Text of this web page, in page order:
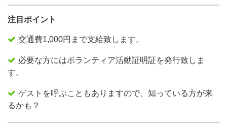
注目ポイント
交通費1,000円まで支給致します。
必要な方にはボランティア活動証明証を発行致しま
す。
ゲストを呼ぶこともありますので、知っている方が来
るかも？